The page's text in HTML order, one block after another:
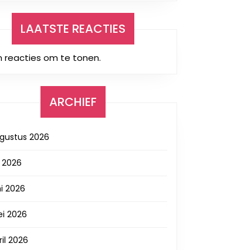
LAATSTE REACTIES
reacties om te tonen.
ARCHIEF
2026
2026
2026
2026